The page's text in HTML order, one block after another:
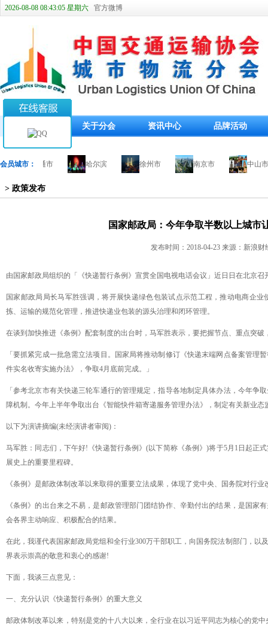
2026-08-08 08:43:06 星期六 官方微博
首页 关于分会 资讯中心 品牌活动
会员城市：
南通市 哈尔滨 徐州市 南京市 中山市
> 政策发布
国家邮政局：今年争取半数以上城市
发布时间：2018-04-23 来源：新浪财
由国家邮政局组织的「《快递暂行条例》宣贯全国电视电话会议」近日日在北京召
国家邮政局局长马军胜强调，将开展快递绿色包装试点示范工程，推动电商企
拣、运输的规范化管理，推进快递业包装的源头治理和闭环管理。
在谈到加快推进《条例》配套制度的出台时，马军胜表示，要把握节点、重点突
「要抓紧完成一批急需立法项目。国家局将推动制修订《快递末端网点备案管理
件实名收寄实施办法》，争取4月底前完成。」
「参考北京市有关快递三轮车通行的管理规定，指导各地制定具体办法，今年争
障机制。今年上半年争取出台《智能快件箱寄递服务管理办法》，制定有关新业
以下为演讲摘编(未经演讲者审阅)：
马军胜：同志们，下午好!《快递暂行条例》(以下简称《条例》)将于5月1日起正
展史上的重要里程碑。
《条例》是邮政体制改革以来取得的重要立法成果，体现了党中央、国务院对行
《条例》的出台来之不易，是邮政管理部门团结协作、辛勤付出的结果，是国家
会各界主动响应、积极配合的结果。
在此，我谨代表国家邮政局党组和全行业300万干部职工，向国务院法制部门，以
界表示崇高的敬意和衷心的感谢!
下面，我谈三点意见：
一、充分认识《快递暂行条例》的重大意义
邮政体制改革以来，特别是党的十八大以来，全行业在以习近平同志为核心的党